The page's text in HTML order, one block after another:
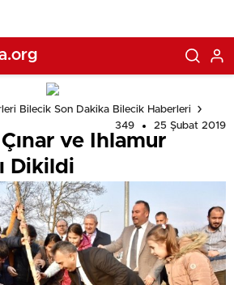
Bilecik Son Dakika Bilecik Haberleri
349
25 Şubat 2019
Çınar ve Ihlamur
Dikildi